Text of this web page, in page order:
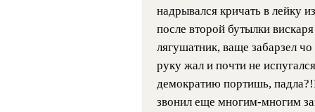
надрывался кричать в лейку
после второй бутылки
лягушатник, ваще забарзел
руку жал и почти не
демократию портишь,
звонил еще многим-многим